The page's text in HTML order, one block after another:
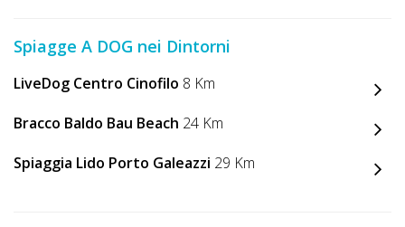
A
DOG
CHIEDI
CODICE
Spiagge A DOG nei Dintorni
LiveDog Centro Cinofilo 8 Km
Bracco Baldo Bau Beach 24 Km
Spiaggia Lido Porto Galeazzi 29 Km